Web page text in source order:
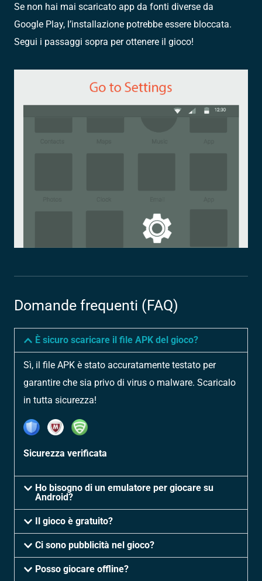
Se non hai mai scaricato app da fonti diverse da
Google Play, l’installazione potrebbe essere bloccata.
Segui i passaggi sopra per ottenere il gioco!
Domande frequenti (FAQ)
È sicuro scaricare il file APK del gioco?
Sì, il file APK è stato accuratamente testato per
garantire che sia privo di virus o malware. Scaricalo
in tutta sicurezza!
Sicurezza verificata
Ho bisogno di un emulatore per giocare su
Android?
Il gioco è gratuito?
Ci sono pubblicità nel gioco?
Posso giocare offline?